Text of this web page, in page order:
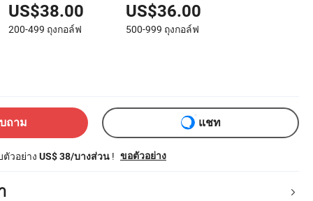
US$38.00
200-499 ถุงกอล์ฟ
US$36.00
500-999 ถุงกอล์ฟ
ถาม แชท
วอย่าง US$ 38/บางส่วน ! ขอตัวอย่าง